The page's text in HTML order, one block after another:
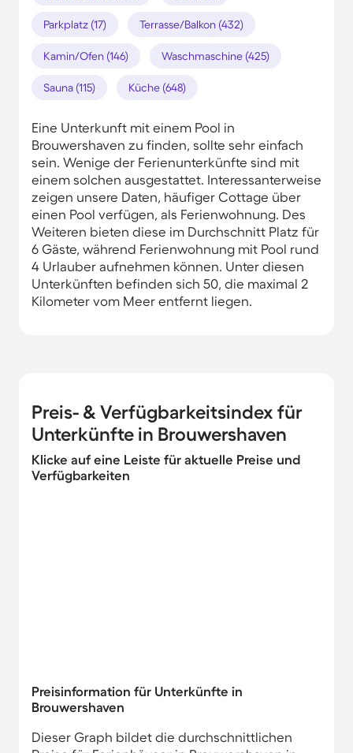
Parkplatz (17) Terrasse/Balkon (432)
Kamin/Ofen (146) Waschmaschine (425)
Sauna (115) Küche (648)
Eine Unterkunft mit einem Pool in
Brouwershaven zu finden, sollte sehr einfach
sein. Wenige der Ferienunterkünfte sind mit
einem solchen ausgestattet. Interessanterweise
zeigen unsere Daten, häufiger Cottage über
einen Pool verfügen, als Ferienwohnung. Des
Weiteren bieten diese im Durchschnitt Platz für
6 Gäste, während Ferienwohnung mit Pool rund
4 Urlauber aufnehmen können. Unter diesen
Unterkünften befinden sich 50, die maximal 2
Kilometer vom Meer entfernt liegen.
Preis- & Verfügbarkeitsindex für
Unterkünfte in Brouwershaven
Klicke auf eine Leiste für aktuelle Preise und
Verfügbarkeiten
Preisinformation für Unterkünfte in
Brouwershaven
Dieser Graph bildet die durchschnittlichen